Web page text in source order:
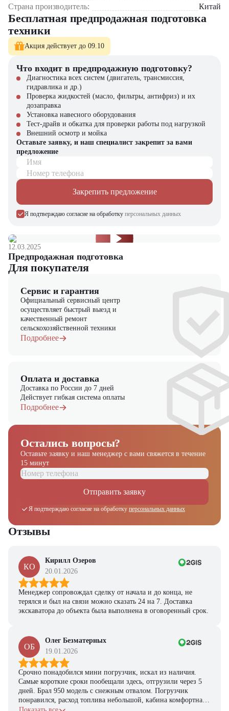
Приобрести самосвал Howo ZZ3317N3067C [8x4, 81.5 м³] вы
можете в компании "ЦТО"! Как официальный дилер мы
предлагаем:
Полный комплект документов и официальную гарантию
Сервисное обслуживание и ремонт любой сложности
Оригинальные запчасти в наличии и под заказ
Гибкие условия покупки и индивидуальный подход
В нашем каталоге представлен широкий ассортимент спецтехники
для любых задач. Обращайтесь к нашим специалистам для подбора
оптимального решения!
Страна производитель:
Китай
Бесплатная предпродажная подготовка
техники
Акция действует до 09.10
Что входит в предпродажную подготовку?
Диагностика всех систем (двигатель, трансмиссия,
гидравлика и др.)
Проверка жидкостей (масло, фильтры, антифриз) и их
дозаправка
Установка навесного оборудования
Тест-драйв и обкатка для проверки работы под нагрузкой
Внешний осмотр и мойка
Оставьте заявку, и наш специалист закрепит за вами
предложение
Имя
Номер телефона
Закрепить предложение
Я подтверждаю согласие на обработку персональных данных
12.03.2025
Предпродажная подготовка
Для покупателя
Сервис и гарантия
Официальный сервисный центр
осуществляет быстрый выезд и
качественный ремонт
сельскохозяйственной техники
Подробнее
Оплата и доставка
Доставка по России до 7 дней
Действует гибкая система оплаты
Подробнее
Остались вопросы?
Оставьте заявку и наш менеджер с вами свяжется в течение
15 минут
Отправить заявку
Я подтверждаю согласие на обработку персональных данных
Отзывы
КО
Кирилл Озеров
20.01.2026
Менеджер сопровождал сделку от начала и до конца, не
терялся и был на связи можно сказать 24 на 7. Доставка
экскаватора до объекта была выполнена в оговоренный срок.
ОБ
Олег Безматерных
19.01.2026
Срочно понадобился мини погрузчик, искал из наличия.
Самые короткие сроки пообещали здесь, отгрузили через 5
дней. Брал 950 модель с снежным отвалом. Погрузчик
понравился, расход топлива небольшой, кабина комфортная,
с задачами справляется.